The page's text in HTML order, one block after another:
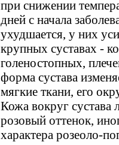
при снижении
дней с начала
ухудшается, у них
крупных суставах -
голеностопных,
форма сустава
мягкие ткани, его
Кожа вокруг сустава
розовый оттенок,
характера розеоло-